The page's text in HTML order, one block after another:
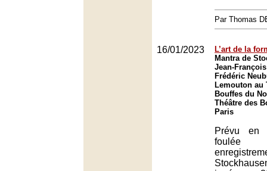
Par Thomas
16/01/2023
L’art de la
Mantra de
Jean-
Frédéric
Lemouton au
Bouffes du
Théâtre des
Paris
Prévu en